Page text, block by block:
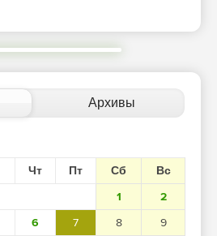
Архивы
Чт Пт Сб
Вс
1
2
6 7 8
9